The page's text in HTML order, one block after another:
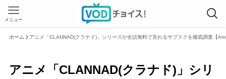
メニュー
ホーム アニメ「CLANNAD(クラナド)」シリーズが全話無料で見れるサブスクを徹底調査【
アニメ「CLANNAD(クラナド)」シリ